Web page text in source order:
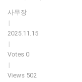
사무장
|
2025.11.15
|
Votes 0
|
Views 502